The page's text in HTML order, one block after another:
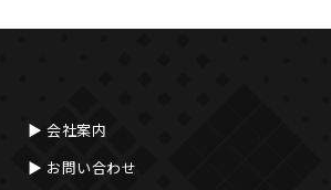
会社案内
お問い合わせ